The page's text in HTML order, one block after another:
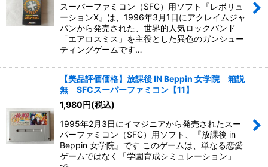
スーパーファミコン（SFC）用ソフト『レボリュ
ーションX』は、1996年3月1日にアクレイムジャ
パンから発売された、世界的人気ロックバンド
「エアロスミス」を主役とした異色のガンシュー
ティングゲームです…
【美品評価価格】放課後 IN Beppin 女学院 箱説
無 SFCスーパーファミコン【11】
1,980円(税込)
1995年2月3日にイマジニアから発売されたスー
パーファミコン（SFC）用ソフト、『放課後 in
Beppin 女学院』です このゲームは、単なる恋愛
ゲームではなく「学園育成シミュレーション」